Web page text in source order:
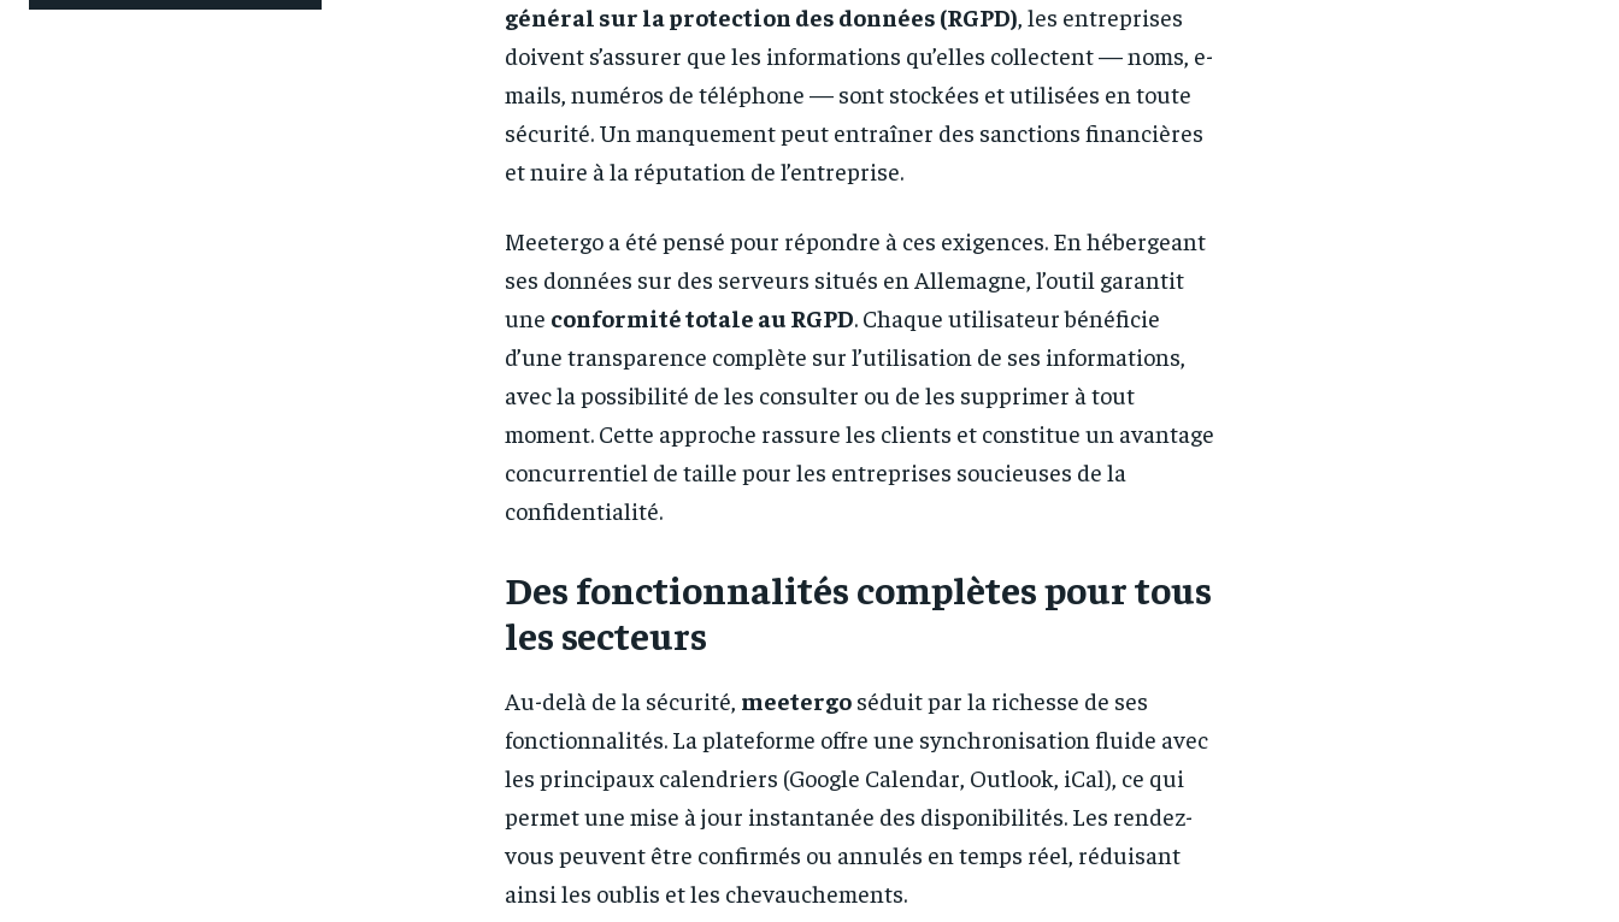
général sur la protection des données (RGPD), les entreprises
doivent s’assurer que les informations qu’elles collectent — noms, e-
mails, numéros de téléphone — sont stockées et utilisées en toute
sécurité. Un manquement peut entraîner des sanctions financières
et nuire à la réputation de l’entreprise.
Meetergo a été pensé pour répondre à ces exigences. En hébergeant
ses données sur des serveurs situés en Allemagne, l’outil garantit
une conformité totale au RGPD. Chaque utilisateur bénéficie
d’une transparence complète sur l’utilisation de ses informations,
avec la possibilité de les consulter ou de les supprimer à tout
moment. Cette approche rassure les clients et constitue un avantage
concurrentiel de taille pour les entreprises soucieuses de la
confidentialité.
Des fonctionnalités complètes pour tous
les secteurs
Au-delà de la sécurité, meetergoséduit par la richesse de ses
fonctionnalités. La plateforme offre une synchronisation fluide avec
les principaux calendriers (Google Calendar, Outlook, iCal), ce qui
permet une mise à jour instantanée des disponibilités. Les rendez-
vous peuvent être confirmés ou annulés en temps réel, réduisant
ainsi les oublis et les chevauchements.